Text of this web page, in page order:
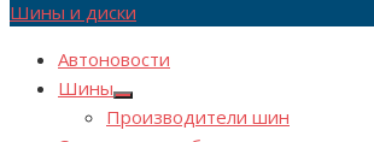
Шины и диски
Автоновости
Шины
Показывать
подменю
Производители шин